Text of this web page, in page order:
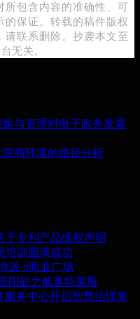
所包含内容的准确性、可
的保证。转载的稿件版权
请联系删除。抄袭本文至
无关。
与管理对电子政务发展
商环境的路径分析
于专利产品维权声明
培训圆满成功
源·π商业广场
阳砂之船奥特莱斯
服务中心开启智慧治理新